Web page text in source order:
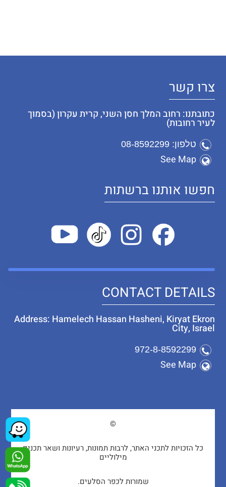
צרו קשר
כתובתנו: רחוב המלך חסן השני, קרית עקרון (בסמוך
לעיר רחובות)
טלפון: 08-8592299
See Map
חפשו אותנו ברשתות
CONTACT DETAILS
Address: Hamelech Hassan Hasheni, Kiryat Ekron
City, Israel
972-8-8592299
See Map
©
כל הזכויות לתכני האתר, לרבות תמונות, רעיונות ושאר תכנים
מילוליים
שמורות לכפר הסלעים.